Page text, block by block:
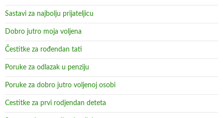
Sastavi za najbolju prijateljicu
Dobro jutro moja voljena
Čestitke za rođendan tati
Poruke za odlazak u penziju
Poruke za dobro jutro voljenoj osobi
Cestitke za prvi rodjendan deteta